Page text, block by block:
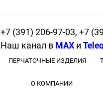
+7 (391) 206-97-03, +7
Наш канал в MAX и
ПЕРЧАТОЧНЫЕ ИЗДЕЛИЯ
О КОМПАНИИ